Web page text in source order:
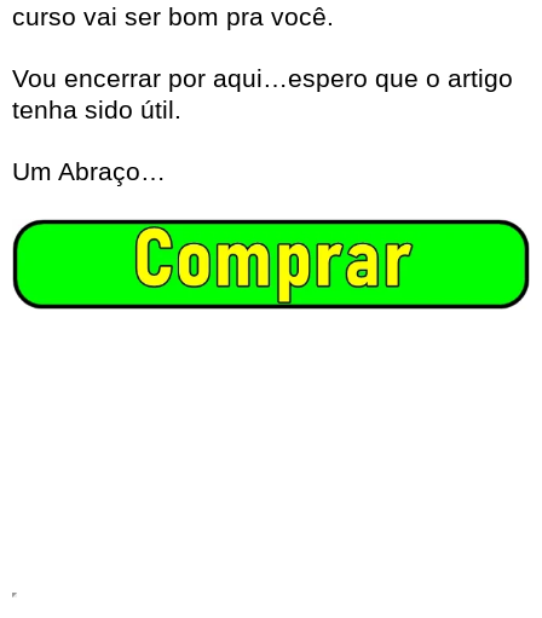
curso vai ser bom pra você.
Vou encerrar por aqui…espero que o artigo
tenha sido útil.
Um Abraço…